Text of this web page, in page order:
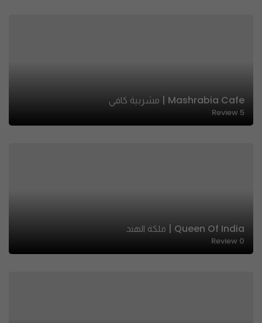
Mashrabia Cafe | مشربية كافي
5
Review
Queen Of India | ملكة الهند
0
Review